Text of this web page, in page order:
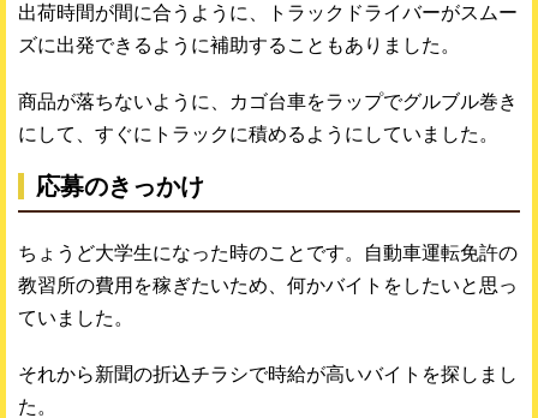
出荷時間が間に合うように、トラックドライバーがスムー
ズに出発できるように補助することもありました。
商品が落ちないように、カゴ台車をラップでグルブル巻き
にして、すぐにトラックに積めるようにしていました。
応募のきっかけ
ちょうど大学生になった時のことです。自動車運転免許の
教習所の費用を稼ぎたいため、何かバイトをしたいと思っ
ていました。
それから新聞の折込チラシで時給が高いバイトを探しまし
た。